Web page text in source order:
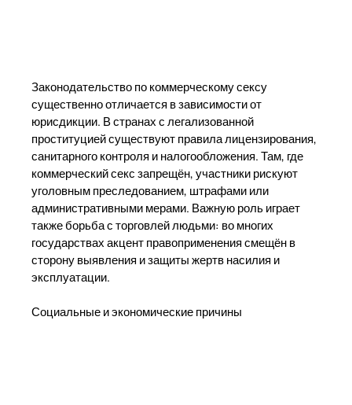
Законодательство по коммерческому сексу
существенно отличается в зависимости от
юрисдикции. В странах с легализованной
проституцией существуют правила лицензирования,
санитарного контроля и налогообложения. Там, где
коммерческий секс запрещён, участники рискуют
уголовным преследованием, штрафами или
административными мерами. Важную роль играет
также борьба с торговлей людьми: во многих
государствах акцент правоприменения смещён в
сторону выявления и защиты жертв насилия и
эксплуатации.
Социальные и экономические причины